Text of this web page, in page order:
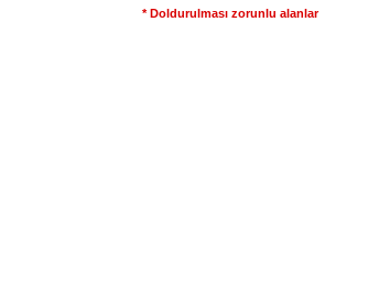
* Doldurulması zorunlu alanlar